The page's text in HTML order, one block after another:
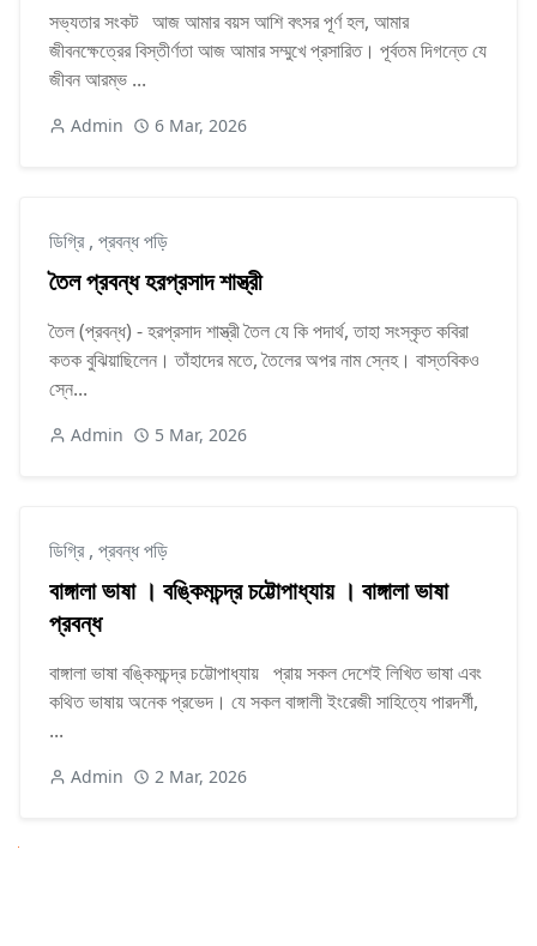
সভ্যতার সংকট আজ আমার বয়স আশি বৎসর পূর্ণ হল, আমার
জীবনক্ষেত্রের বিস্তীর্ণতা আজ আমার সম্মুখে প্রসারিত। পূর্বতম দিগন্তে যে
জীবন আরম্ভ ...
Admin 6 Mar, 2026
ডিগ্রি, প্রবন্ধ পড়ি
তৈল প্রবন্ধ হরপ্রসাদ শাস্ত্রী
তৈল (প্রবন্ধ) - হরপ্রসাদ শাস্ত্রী তৈল যে কি পদার্থ, তাহা সংস্কৃত কবিরা
কতক বুঝিয়াছিলেন। তাঁহাদের মতে, তৈলের অপর নাম স্নেহ। বাস্তবিকও
স্নে...
Admin 5 Mar, 2026
ডিগ্রি, প্রবন্ধ পড়ি
বাঙ্গালা ভাষা । বঙ্কিমচন্দ্র চট্টোপাধ্যায় । বাঙ্গালা ভাষা
প্রবন্ধ
বাঙ্গালা ভাষা বঙ্কিমচন্দ্র চট্টোপাধ্যায় প্রায় সকল দেশেই লিখিত ভাষা এবং
কথিত ভাষায় অনেক প্রভেদ। যে সকল বাঙ্গালী ইংরেজী সাহিত্যে পারদর্শী,
...
Admin 2 Mar, 2026